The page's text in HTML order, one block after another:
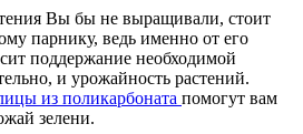
Вы бы не выращивали, стоит
парнику, ведь именно от его
поддержание необходимой
и урожайность растений.
из поликарбоната помогут вам
зелени.